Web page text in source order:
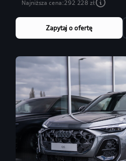
Najniższa cena:292 228 zł
Zapytaj o ofertę